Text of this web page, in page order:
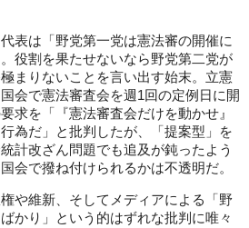
表は「野党第一党は憲法審の開催に
役割を果たせないなら野党第二党が
まりないことを言い出す始末。立憲
会で憲法審査会を週1回の定例日に開
求を「『憲法審査会だけを動かせ』
為だ」と批判したが、「提案型」を
計改ざん問題でも追及が鈍ったよう
会で撥ね付けられるかは不透明だ。
や維新、そしてメディアによる「野
かり」という的はずれな批判に唯々